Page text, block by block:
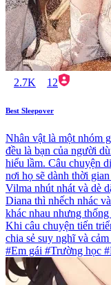
2.7K 12
Best Sleepover
Nhân vật là một nhóm
đều là bạn của người
hiểu lầm. Câu chuyện
nơi họ sẽ dành thời
Vilma nhút nhát và dè
Diana thì nhếch nhác
khác nhau nhưng
Khi câu chuyện tiến
chia sẻ suy nghĩ và
#Em gái #Trường học